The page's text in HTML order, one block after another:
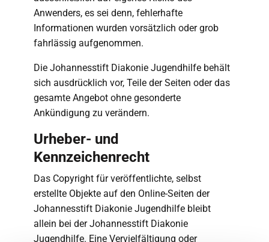
Anwenders, es sei denn, fehlerhafte
Informationen wurden vorsätzlich oder grob
fahrlässig aufgenommen.
Die Johannesstift Diakonie Jugendhilfe behält
sich ausdrücklich vor, Teile der Seiten oder das
gesamte Angebot ohne gesonderte
Ankündigung zu verändern.
Urheber- und
Kennzeichenrecht
Das Copyright für veröffentlichte, selbst
erstellte Objekte auf den Online-Seiten der
Johannesstift Diakonie Jugendhilfe bleibt
allein bei der Johannesstift Diakonie
Jugendhilfe. Eine Vervielfältigung oder